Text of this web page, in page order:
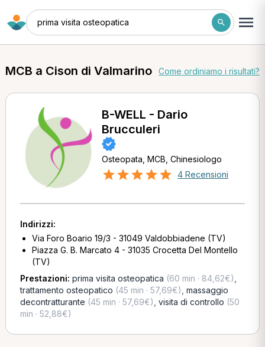
prima visita osteopatica
MCB a Cison di Valmarino Come ordiniamo i risultati?
B-WELL - Dario
Brucculeri
Osteopata, MCB, Chinesiologo
4 Recensioni
Indirizzi:
Via Foro Boario 19/3 - 31049 Valdobbiadene (TV)
Piazza G. B. Marcato 4 - 31035 Crocetta Del Montello
(TV)
Prestazioni: prima visita osteopatica (60 min · 84,62€)
trattamento osteopatico (45 min · 57,69€) massaggio
decontratturante (45 min · 57,69€) visita di controllo (50
min · 52,88€)